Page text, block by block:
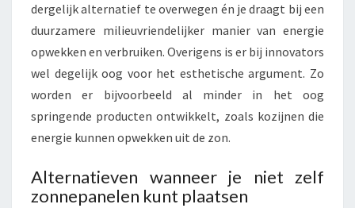
dergelijk alternatief te overwegen én je draagt bij een
duurzamere milieuvriendelijker manier van energie
opwekken en verbruiken. Overigens is er bij innovators
wel degelijk oog voor het esthetische argument. Zo
worden er bijvoorbeeld al minder in het oog
springende producten ontwikkelt, zoals kozijnen die
energie kunnen opwekken uit de zon.
Alternatieven wanneer je niet zelf
zonnepanelen kunt plaatsen